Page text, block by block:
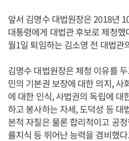
앞서 김명수 대법원장은 2018년
대통령에게 대법관 후보로 제청했
월1일 퇴임하는 김소영 전 대법관
김명수 대법원장은 제청 이유를
민의 기본권 보장에 대한 의지, 사
에 대한 인식, 사법권의 독립에 대
하고 봉사하는 자세, 도덕성 등 대
본적 자질은 물론 합리적이고 공
률지식 등 뛰어난 능력을 겸비했